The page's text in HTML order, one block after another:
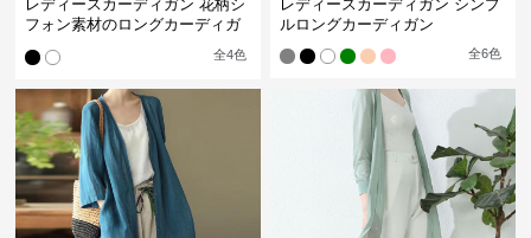
レディースカーディガン 花柄シ
フォン素材のロングカーディガ
全4色
レディースカーディガン シンプ
ルロングカーディガン
全6色